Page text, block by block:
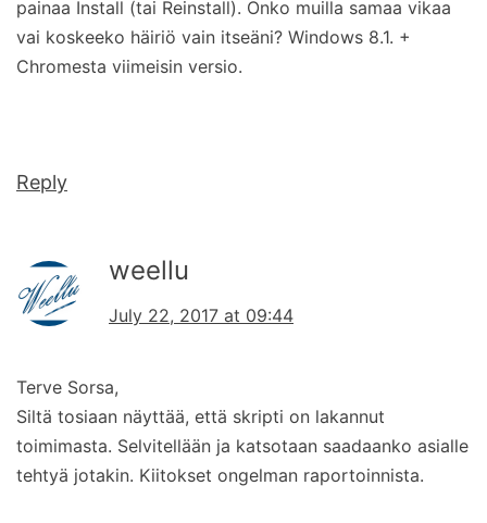
painaa Install (tai Reinstall). Onko muilla samaa vikaa
vai koskeeko häiriö vain itseäni? Windows 8.1. +
Chromesta viimeisin versio.
Reply
weellu
July 22, 2017 at 09:44
Terve Sorsa,
Siltä tosiaan näyttää, että skripti on lakannut
toimimasta. Selvitellään ja katsotaan saadaanko asialle
tehtyä jotakin. Kiitokset ongelman raportoinnista.